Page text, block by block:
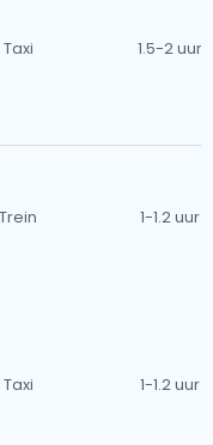
Taxi 1.5-2 uur
Trein 1-1.2 uur
Taxi 1-1.2 uur